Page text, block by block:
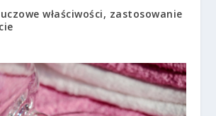
właściwości, zastosowanie